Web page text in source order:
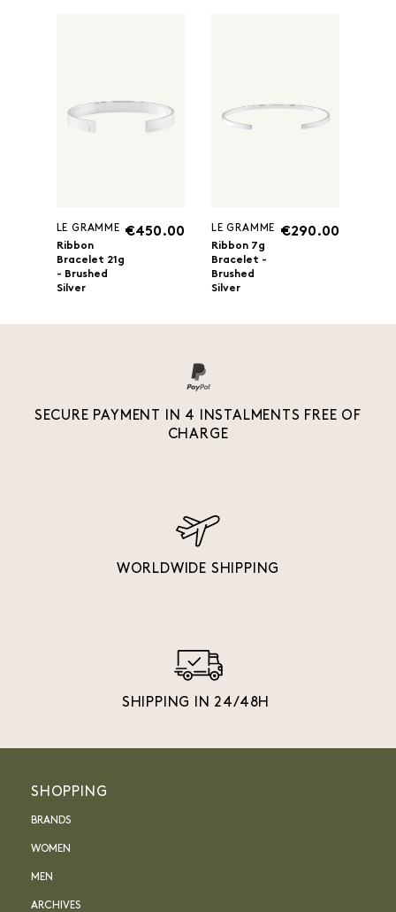
LE GRAMME
Ribbon
Bracelet 21g
- Brushed
Silver
€450.00
LE GRAMME
Ribbon 7g
Bracelet -
Brushed
Silver
€290.00
SECURE PAYMENT IN 4 INSTALMENTS FREE OF
CHARGE
WORLDWIDE SHIPPING
SHIPPING IN 24/48H
SHOPPING
BRANDS
WOMEN
MEN
ARCHIVES